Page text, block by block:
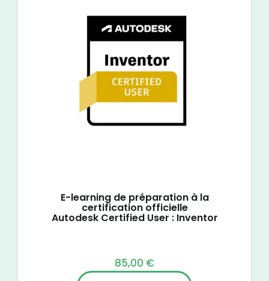
E-learning de préparation à la
certification officielle
Autodesk Certified User : Inventor
85,00 €